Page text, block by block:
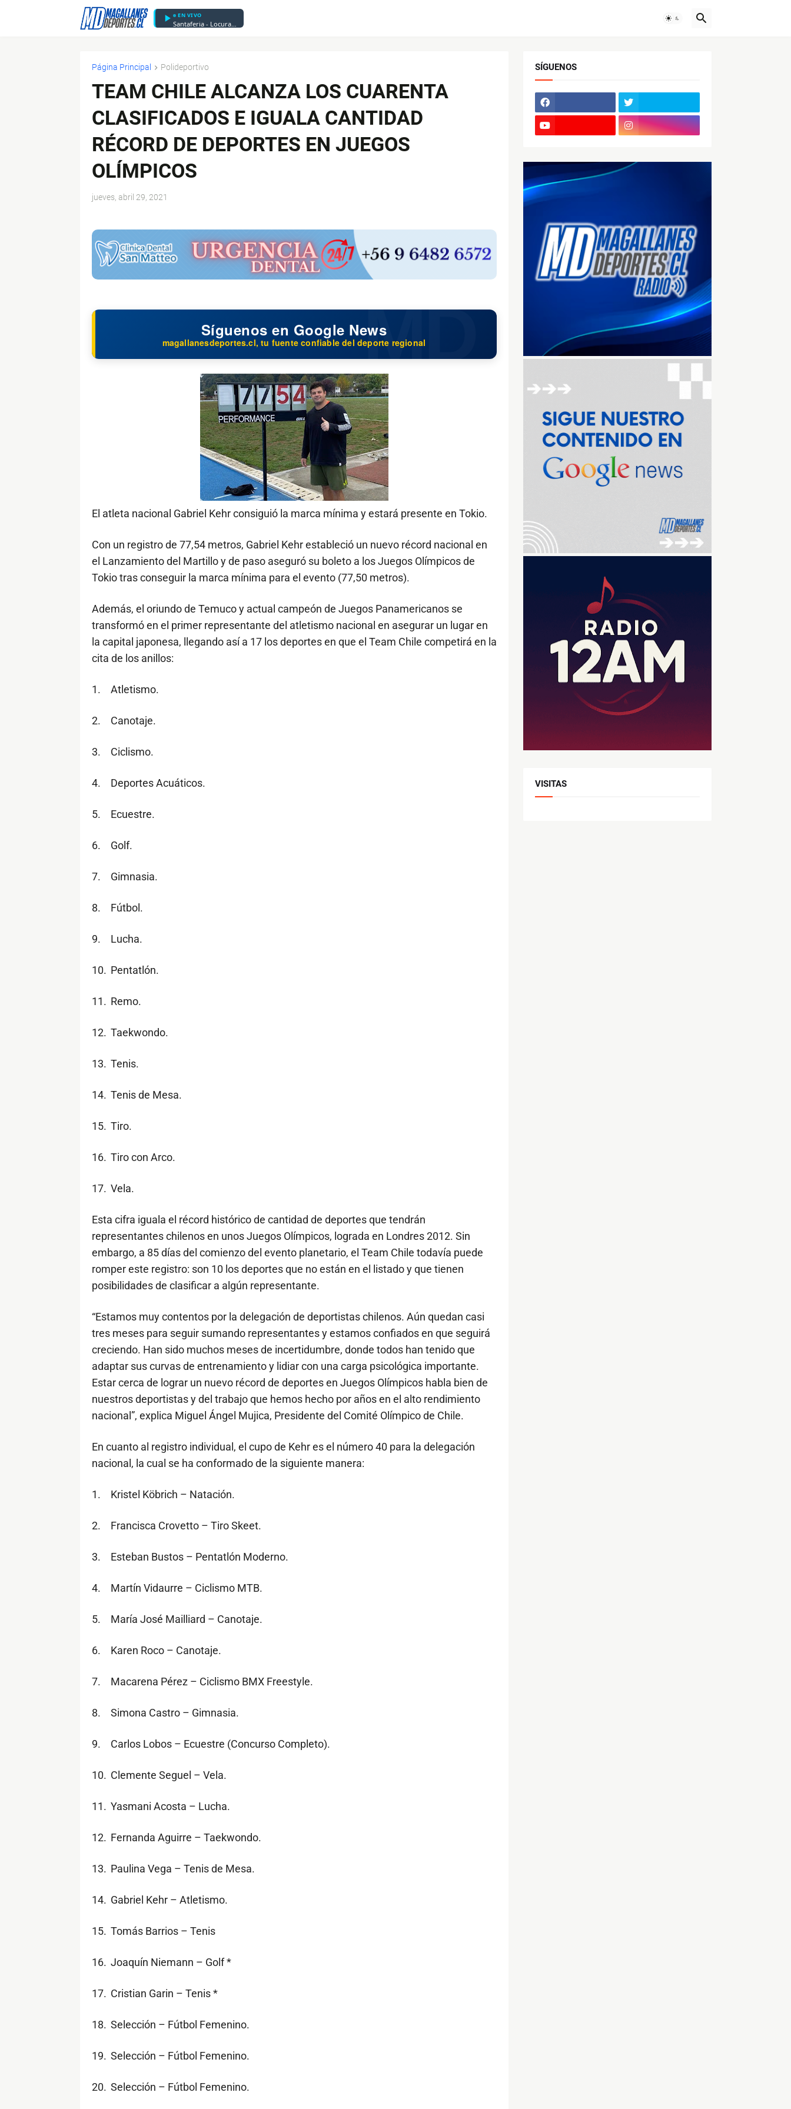
EN VIVO
Santaferia - Locura y Pasión
Página Principal Polideportivo
TEAM CHILE ALCANZA LOS CUARENTA
CLASIFICADOS E IGUALA CANTIDAD
RÉCORD DE DEPORTES EN JUEGOS
OLÍMPICOS
jueves, abril 29, 2021
Síguenos en Google News
magallanesdeportes.cl, tu fuente confiable del deporte regional
El atleta nacional Gabriel Kehr consiguió la marca mínima y estará presente en Tokio.
Con un registro de 77,54 metros, Gabriel Kehr estableció un nuevo récord nacional en
el Lanzamiento del Martillo y de paso aseguró su boleto a los Juegos Olímpicos de
Tokio tras conseguir la marca mínima para el evento (77,50 metros).
Además, el oriundo de Temuco y actual campeón de Juegos Panamericanos se
transformó en el primer representante del atletismo nacional en asegurar un lugar en
la capital japonesa, llegando así a 17 los deportes en que el Team Chile competirá en la
cita de los anillos:
1. Atletismo.
2. Canotaje.
3. Ciclismo.
4. Deportes Acuáticos.
5. Ecuestre.
6. Golf.
7. Gimnasia.
8. Fútbol.
9. Lucha.
10. Pentatlón.
11. Remo.
12. Taekwondo.
13. Tenis.
14. Tenis de Mesa.
15. Tiro.
16. Tiro con Arco.
17. Vela.
Esta cifra iguala el récord histórico de cantidad de deportes que tendrán
representantes chilenos en unos Juegos Olímpicos, lograda en Londres 2012. Sin
embargo, a 85 días del comienzo del evento planetario, el Team Chile todavía puede
romper este registro: son 10 los deportes que no están en el listado y que tienen
posibilidades de clasificar a algún representante.
“Estamos muy contentos por la delegación de deportistas chilenos. Aún quedan casi
tres meses para seguir sumando representantes y estamos confiados en que seguirá
creciendo. Han sido muchos meses de incertidumbre, donde todos han tenido que
adaptar sus curvas de entrenamiento y lidiar con una carga psicológica importante.
Estar cerca de lograr un nuevo récord de deportes en Juegos Olímpicos habla bien de
nuestros deportistas y del trabajo que hemos hecho por años en el alto rendimiento
nacional”, explica Miguel Ángel Mujica, Presidente del Comité Olímpico de Chile.
En cuanto al registro individual, el cupo de Kehr es el número 40 para la delegación
nacional, la cual se ha conformado de la siguiente manera:
1. Kristel Köbrich – Natación.
2. Francisca Crovetto – Tiro Skeet.
3. Esteban Bustos – Pentatlón Moderno.
4. Martín Vidaurre – Ciclismo MTB.
5. María José Mailliard – Canotaje.
6. Karen Roco – Canotaje.
7. Macarena Pérez – Ciclismo BMX Freestyle.
8. Simona Castro – Gimnasia.
9. Carlos Lobos – Ecuestre (Concurso Completo).
10. Clemente Seguel – Vela.
11. Yasmani Acosta – Lucha.
12. Fernanda Aguirre – Taekwondo.
13. Paulina Vega – Tenis de Mesa.
14. Gabriel Kehr – Atletismo.
15. Tomás Barrios – Tenis
16. Joaquín Niemann – Golf *
17. Cristian Garin – Tenis *
18. Selección – Fútbol Femenino.
19. Selección – Fútbol Femenino.
20. Selección – Fútbol Femenino.
SÍGUENOS
VISITAS